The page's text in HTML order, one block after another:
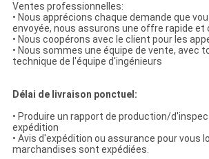
Ventes professionnelles:
• Nous apprécions chaque demande que
envoyée, nous assurons une offre rapide et
• Nous coopérons avec le client pour les
• Nous sommes une équipe de vente, avec
technique de l'équipe d'ingénieurs
Délai de livraison ponctuel:
• Produire un rapport de production/
expédition
• Avis d'expédition ou assurance pour vous
marchandises sont expédiées.